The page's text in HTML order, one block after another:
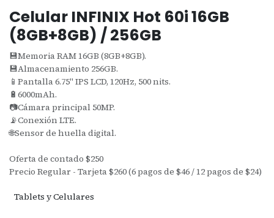
Celular INFINIX Hot 60i 16GB
(8GB+8GB) / 256GB
💾Memoria RAM 16GB (8GB+8GB).
💾Almacenamiento 256GB.
📱Pantalla 6.75" IPS LCD, 120Hz, 500 nits.
🔋6000mAh.
📷Cámara principal 50MP.
📡Conexión LTE.
🌐Sensor de huella digital.
Oferta de contado $250
Precio Regular - Tarjeta $260 (6 pagos de $46 / 12 pagos de $24)
Tablets y Celulares